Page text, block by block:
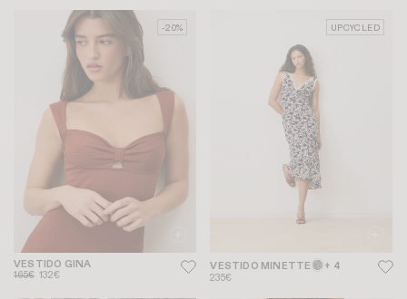
-20%
VESTIDO GINA
165€ 132€
UPCYCLED
VESTIDO MINETTE + 4
235€